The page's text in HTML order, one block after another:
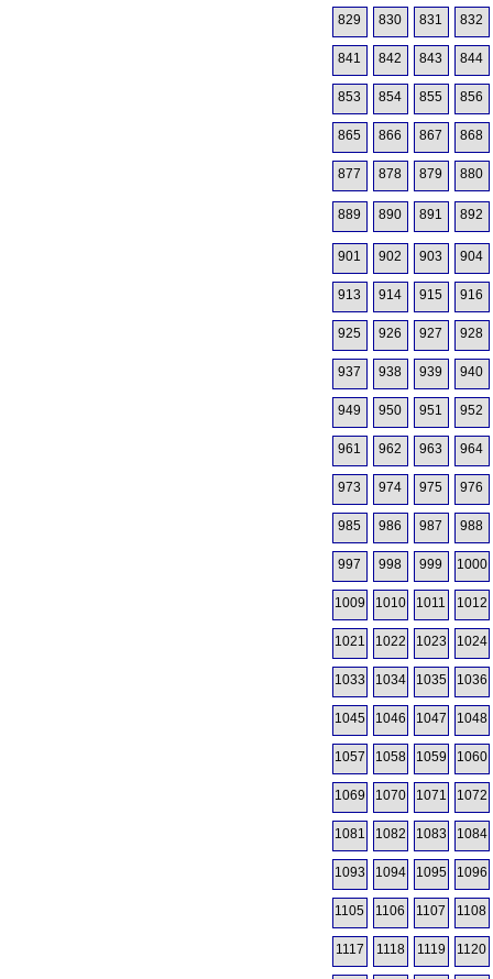
829 830 831 832
841 842 843 844
853 854 855 856
865 866 867 868
877 878 879 880
889 890 891 892
901 902 903 904
913 914 915 916
925 926 927 928
937 938 939 940
949 950 951 952
961 962 963 964
973 974 975 976
985 986 987 988
997 998 999 1000
1009 1010 1011 1012
1021 1022 1023 1024
1033 1034 1035 1036
1045 1046 1047 1048
1057 1058 1059 1060
1069 1070 1071 1072
1081 1082 1083 1084
1093 1094 1095 1096
1105 1106 1107 1108
1117 1118 1119 1120